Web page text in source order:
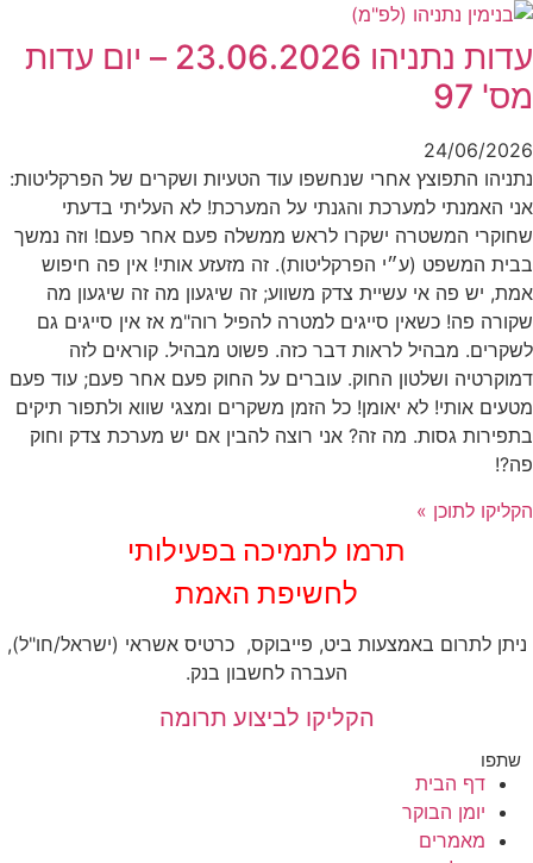
עדות נתניהו 23.06.2026 – יום עדות
מס' 97
24/06/2026
נתניהו התפוצץ אחרי שנחשפו עוד הטעיות ושקרים של הפרקליטות:
אני האמנתי למערכת והגנתי על המערכת! לא העליתי בדעתי
שחוקרי המשטרה ישקרו לראש ממשלה פעם אחר פעם! וזה נמשך
בבית המשפט (ע״י הפרקליטות). זה מזעזע אותי! אין פה חיפוש
אמת, יש פה אי עשיית צדק משווע; זה שיגעון מה זה שיגעון מה
שקורה פה! כשאין סייגים למטרה להפיל רוה"מ אז אין סייגים גם
לשקרים. מבהיל לראות דבר כזה. פשוט מבהיל. קוראים לזה
דמוקרטיה ושלטון החוק. עוברים על החוק פעם אחר פעם; עוד פעם
מטעים אותי! לא יאומן! כל הזמן משקרים ומצגי שווא ולתפור תיקים
בתפירות גסות. מה זה? אני רוצה להבין אם יש מערכת צדק וחוק
פה?!
הקליקו לתוכן »
‏תרמו לתמיכה בפעילותי
לחשיפת האמת
ניתן לתרום באמצעות ביט, פייבוקס, כרטיס אשראי (ישראל/חו"ל),
העברה לחשבון בנק.
הקליקו לביצוע תרומה
שתפו
דף הבית
יומן הבוקר
מאמרים